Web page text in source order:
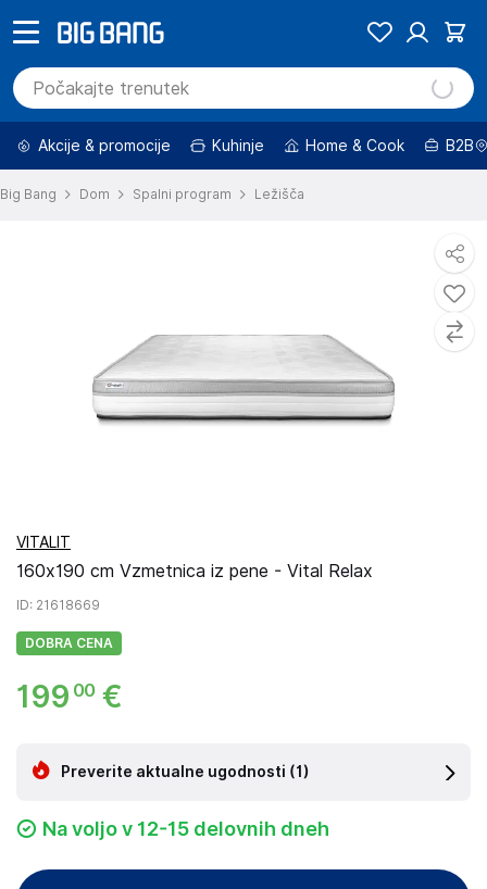
Akcije & promocije Kuhinje Home & Cook B2B
Big Bang Dom Spalni program Ležišča
VITALIT
160x190 cm Vzmetnica iz pene - Vital Relax
ID: 21618669
DOBRA CENA
199 00 €
Preverite aktualne ugodnosti (1)
Na voljo v 12-15 delovnih dneh